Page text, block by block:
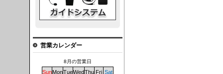
営業カレンダー
8月の営業日
SunMonTueWedThu Fri Sat